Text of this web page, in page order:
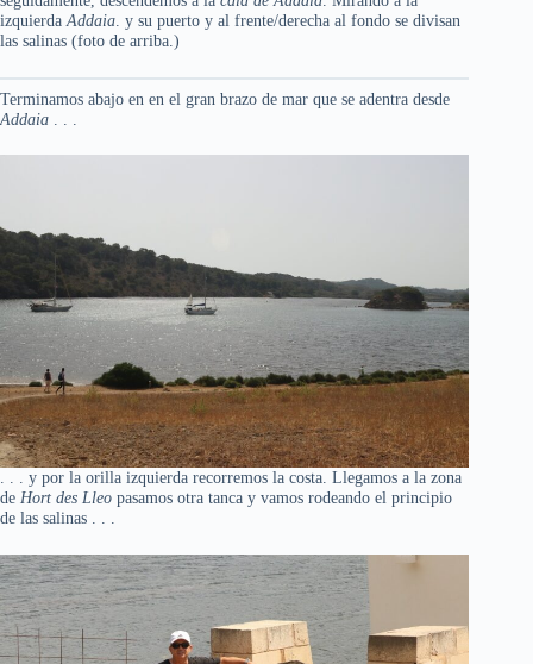
izquierdaAddaia. y su puerto y al frente/derecha al fondo se divisan
las salinas (foto de arriba.)
Terminamos abajo en en el gran brazo de mar que se adentra desde
Addaia
. . . y por la orilla izquierda recorremos la costa. Llegamos a la zona
de Hort des Lleo pasamos otra tanca y vamos rodeando el principio
de las salinas . . .